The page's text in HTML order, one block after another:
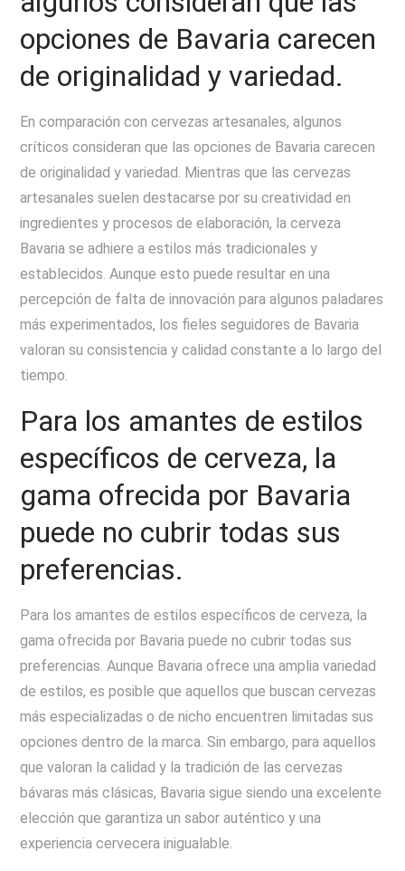
opciones de Bavaria carecen
de originalidad y variedad.
En comparación con cervezas artesanales, algunos
críticos consideran que las opciones de Bavaria carecen
de originalidad y variedad. Mientras que las cervezas
artesanales suelen destacarse por su creatividad en
ingredientes y procesos de elaboración, la cerveza
Bavaria se adhiere a estilos más tradicionales y
establecidos. Aunque esto puede resultar en una
percepción de falta de innovación para algunos paladares
más experimentados, los fieles seguidores de Bavaria
valoran su consistencia y calidad constante a lo largo del
tiempo.
Para los amantes de estilos
específicos de cerveza, la
gama ofrecida por Bavaria
puede no cubrir todas sus
preferencias.
Para los amantes de estilos específicos de cerveza, la
gama ofrecida por Bavaria puede no cubrir todas sus
preferencias. Aunque Bavaria ofrece una amplia variedad
de estilos, es posible que aquellos que buscan cervezas
más especializadas o de nicho encuentren limitadas sus
opciones dentro de la marca. Sin embargo, para aquellos
que valoran la calidad y la tradición de las cervezas
bávaras más clásicas, Bavaria sigue siendo una excelente
elección que garantiza un sabor auténtico y una
experiencia cervecera inigualable.